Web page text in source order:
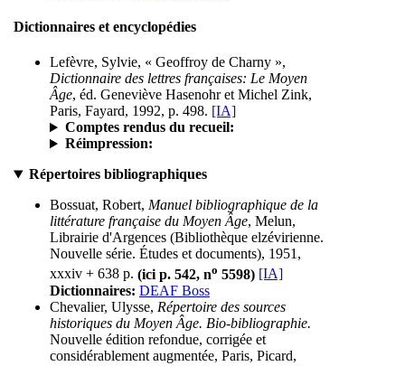
Dictionnaires et encyclopédies
Lefèvre, Sylvie, « Geoffroy de Charny »,
Dictionnaire des lettres françaises: Le Moyen
Âge, éd. Geneviève Hasenohr et Michel Zink,
Paris, Fayard, 1992, p. 498. [IA]
Comptes rendus du recueil:
Réimpression:
Répertoires bibliographiques
Bossuat, Robert, Manuel bibliographique de la
littérature française du Moyen Âge, Melun,
Librairie d'Argences (Bibliothèque elzévirienne.
Nouvelle série. Études et documents), 1951,
xxxiv + 638 p. (ici p. 542, no 5598) [IA]
Dictionnaires: DEAF Boss
Chevalier, Ulysse, Répertoire des sources
historiques du Moyen Âge. Bio-bibliographie.
Nouvelle édition refondue, corrigée et
considérablement augmentée, Paris, Picard,